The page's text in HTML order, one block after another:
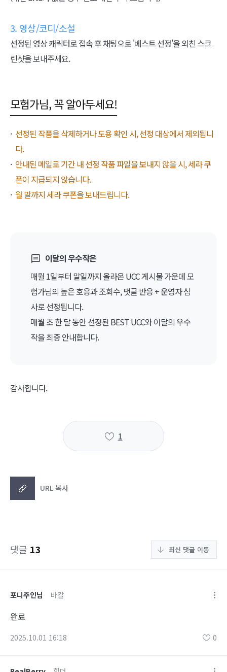
3. 영상/코디/소설
선정된 영상 캐릭터로 접속 후 채팅으로 '베스트 선정'을 외친 스크
린샷을 보내주세요.
모험가님, 꼭 알아두세요!
선정된 작품을 삭제하거나 도용 확인 시, 선정 대상에서 제외됩니
다.
안내된 메일로 기간 내 선정 작품 파일을 보내지 않을 시, 세라 쿠
폰이 지급되지 않습니다.
월 말까지 세라 쿠폰을 보내드립니다.
이달의 우수작은
매월 1일부터 말일까지 올라온 UCC 게시물 가운데 모
험가님의 높은 호응과 조회수, 댓글 반응 + 운영자 심
사로 선정됩니다.
매월 초 한 달 동안 선정된 BEST UCC와 이달의 우수
작을 최종 안내합니다.
감사합니다.
1
URL 복사
댓글 13 최신 댓글 이동
포니주인님 바칼
완료
2025.10.01 16:18 0